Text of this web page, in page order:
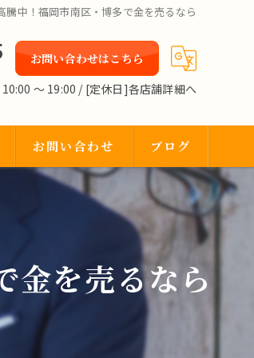
騰中！福岡市南区・博多で金を売るなら
お問い合わせはこちら
〜 19:00 / [定休日]各店舗詳細へ
お問い合わせ ブログ
金を売るなら